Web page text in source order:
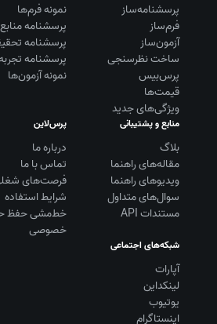
پرسشنامه‌ساز
فرم‌ساز
آزمون‌ساز
ساخت نظرسنجی
پرس‌بیس
قیمت‌ها
ویژگی‌های جدید
نمونه فرم‌ها
پرسشنامه
پرسشنامه
پرسشنامه
نمونه آزمون‌ها
منابع و پشتیبانی
بلاگ
مقاله‌های راهنما
ویديوهای راهنما
سوال‌های متداول
مستندات API
پرس‌لاین
درباره ما
تماس با ما
فرصت‌های
شرایط استفاده
خط‌مشی حفظ
خصوصی
شبکه‌های اجتماعی
آپارات
لینکداین
یوتیوب
اینستاگرام